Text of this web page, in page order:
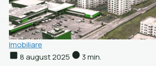
Imobiliare
8 august 2025
3 min.